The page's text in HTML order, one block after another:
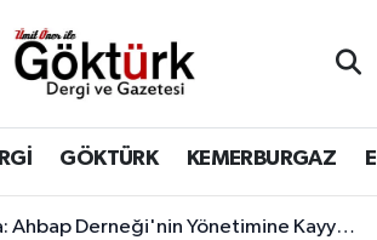
GÖKTÜRK KEMERBURGAZ
yeni görünümü sosyal medyada gündem yarattı
Hava Durumu
Trafik Yoğunluk Haritası
Durumu ve Fikstür